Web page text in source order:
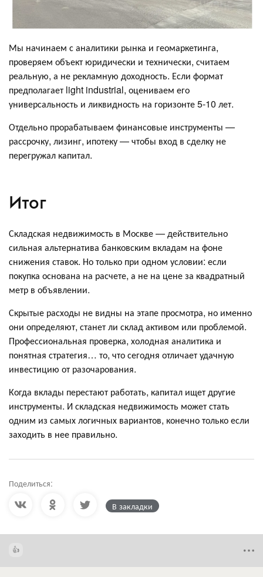
Мы начинаем с аналитики рынка и геомаркетинга,
проверяем объект юридически и технически, считаем
реальную, а не рекламную доходность. Если формат
предполагает light industrial, оцениваем его
универсальность и ликвидность на горизонте 5-10 лет.
Отдельно прорабатываем финансовые инструменты —
рассрочку, лизинг, ипотеку — чтобы вход в сделку не
перегружал капитал.
Итог
Складская недвижимость в Москве — действительно
сильная альтернатива банковским вкладам на фоне
снижения ставок. Но только при одном условии: если
покупка основана на расчете, а не на цене за квадратный
метр в объявлении.
Скрытые расходы не видны на этапе просмотра, но именно
они определяют, станет ли склад активом или проблемой.
Профессиональная проверка, холодная аналитика и
понятная стратегия… то, что сегодня отличает удачную
инвестицию от разочарования.
Когда вклады перестают работать, капитал ищет другие
инструменты. И складская недвижимость может стать
одним из самых логичных вариантов, конечно только если
заходить в нее правильно.
Поделиться:
В закладки